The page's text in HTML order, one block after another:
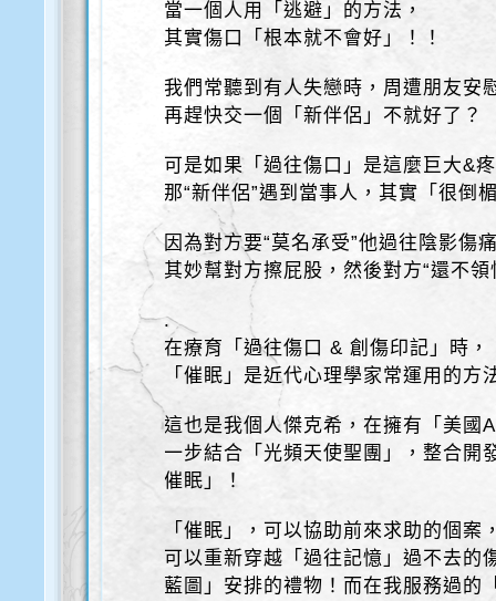
當一個人用「逃避」的方法，
其實傷口「根本就不會好」！！
我們常聽到有人失戀時，周遭朋友安
再趕快交一個「新伴侶」不就好了？
可是如果「過往傷口」是這麼巨大&
那“新伴侶”遇到當事人，其實「很倒
因為對方要“莫名承受”他過往陰影傷
其妙幫對方擦屁股，然後對方“還不
.
在療育「過往傷口 & 創傷印記」時，
「催眠」是近代心理學家常運用的方
這也是我個人傑克希，在擁有「美國
一步結合「光頻天使聖團」，整合開
催眠」！
「催眠」，可以協助前來求助的個
可以重新穿越「過往記憶」過不去的
藍圖」安排的禮物！而在我服務過的